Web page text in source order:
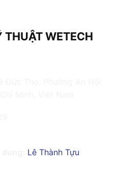
THUẬT WETECH
Lê Thành Tựu